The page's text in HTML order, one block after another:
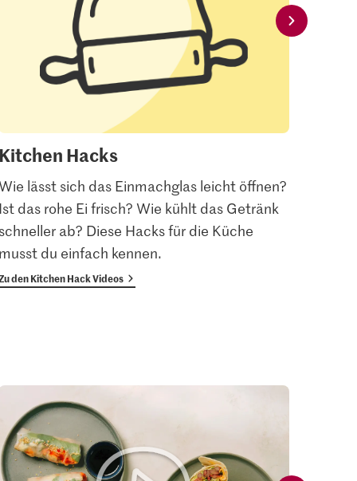
Kitchen Hacks
lässt sich das Einmachglas leicht öffnen?
Ist das rohe Ei frisch? Wie kühlt das Getränk
schneller ab? Diese Hacks für die Küche
musst du einfach kennen.
den Kitchen Hack Videos